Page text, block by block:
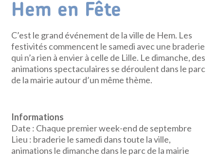
Hem en Fête
C’est le grand événement de la ville de Hem. Les
festivités commencent le samedi avec une braderie
qui n’a rien à envier à celle de Lille. Le dimanche, des
animations spectaculaires se déroulent dans le parc
de la mairie autour d’un même thème.
Informations
Date : Chaque premier week-end de septembre
Lieu : braderie le samedi dans toute la ville,
animations le dimanche dans le parc de la mairie